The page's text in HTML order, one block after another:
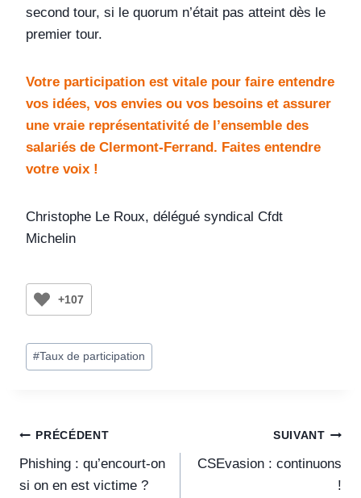
second tour, si le quorum n’était pas atteint dès le
premier tour.
Votre participation est vitale pour faire entendre
vos idées, vos envies ou vos besoins et assurer
une vraie représentativité de l’ensemble des
salariés de Clermont-Ferrand. Faites entendre
votre voix !
Christophe Le Roux, délégué syndical Cfdt
Michelin
+107
#Taux de participation
PRÉCÉDENT
Phishing : qu’encourt-on
si on en est victime ?
SUIVANT
CSEvasion : continuons
!